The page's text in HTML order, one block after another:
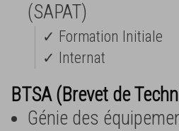
(SAPAT)
✓ Formation Initiale
✓ Internat
BTSA (Brevet de
Génie des